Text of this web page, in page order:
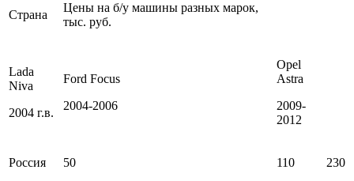
Страна
Цены на б/у машины разных марок,
тыс. руб.
Lada
Niva
2004 г.в.
Ford Focus
2004-2006
Opel
Astra
2009-
2012
Россия 50 110 230